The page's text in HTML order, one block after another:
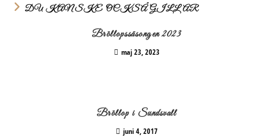
DU KANSKE OCKSÅ GILLAR
Bröllopssäsongen 2023
maj 23, 2023
Bröllop i Sundsvall
juni 4, 2017